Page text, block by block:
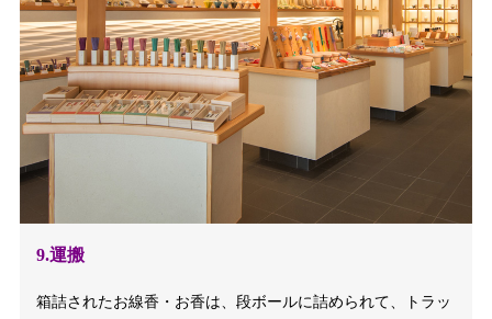
9.運搬
箱詰されたお線香・お香は、段ボールに詰められて、トラッ